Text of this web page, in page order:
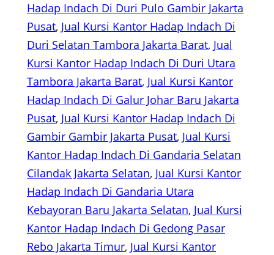
Hadap Indach Di Duri Pulo Gambir Jakarta
Pusat, Jual Kursi Kantor Hadap Indach Di
Duri Selatan Tambora Jakarta Barat, Jual
Kursi Kantor Hadap Indach Di Duri Utara
Tambora Jakarta Barat, Jual Kursi Kantor
Hadap Indach Di Galur Johar Baru Jakarta
Pusat, Jual Kursi Kantor Hadap Indach Di
Gambir Gambir Jakarta Pusat, Jual Kursi
Kantor Hadap Indach Di Gandaria Selatan
Cilandak Jakarta Selatan, Jual Kursi Kantor
Hadap Indach Di Gandaria Utara
Kebayoran Baru Jakarta Selatan, Jual Kursi
Kantor Hadap Indach Di Gedong Pasar
Rebo Jakarta Timur, Jual Kursi Kantor